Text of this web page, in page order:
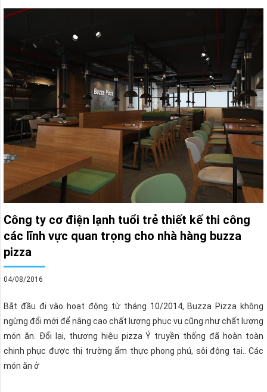
Công ty cơ điện lạnh tuổi trẻ thiết kế thi công
các lĩnh vực quan trọng cho nhà hàng buzza
pizza
04/08/2016
Bắt đầu đi vào hoạt động từ tháng 10/2014, Buzza Pizza không
ngừng đổi mới để nâng cao chất lượng phục vụ cũng như chất lượng
món ăn. Đổi lại, thương hiệu pizza Ý truyền thống đã hoàn toàn
chinh phục được thị trường ẩm thực phong phú, sôi động tại.. Các
món ăn ở